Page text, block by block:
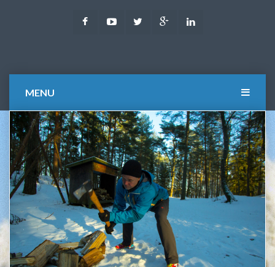
FacebookYoutubeTwitter Google
MENU